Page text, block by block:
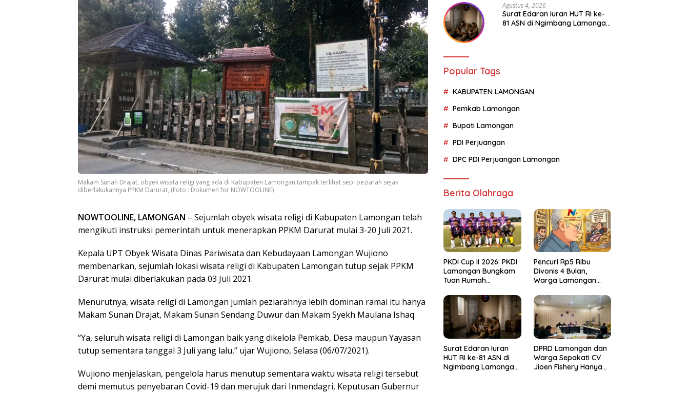
Makam Sunan Drajat, obyek wisata religi yang ada di Kabupaten Lamongan tampak terlihat sepi peziarah sejak
diberlakukannya PPKM Darurat, (Foto : Dokumen for NOWTOOLINE)
NOWTOOLINE, LAMONGAN – Sejumlah obyek wisata religi di Kabupaten Lamongan telah
mengikuti instruksi pemerintah untuk menerapkan PPKM Darurat mulai 3-20 Juli 2021.
Kepala UPT Obyek Wisata Dinas Pariwisata dan Kebudayaan Lamongan Wujiono
membenarkan, sejumlah lokasi wisata religi di Kabupaten Lamongan tutup sejak PPKM
Darurat mulai diberlakukan pada 03 Juli 2021.
Menurutnya, wisata religi di Lamongan jumlah peziarahnya lebih dominan ramai itu hanya
Makam Sunan Drajat, Makam Sunan Sendang Duwur dan Makam Syekh Maulana Ishaq.
“Ya, seluruh wisata religi di Lamongan baik yang dikelola Pemkab, Desa maupun Yayasan
tutup sementara tanggal 3 Juli yang lalu,” ujar Wujiono, Selasa (06/07/2021).
Wujiono menjelaskan, pengelola harus menutup sementara waktu wisata religi tersebut
demi memutus penyebaran Covid-19 dan merujuk dari Inmendagri, Keputusan Gubernur
Agustus 4, 2026
Surat Edaran Iuran HUT RI ke-
81 ASN di Ngimbang Lamongan
Popular Tags
KABUPATEN LAMONGAN
Pemkab Lamongan
Bupati Lamongan
PDI Perjuangan
DPC PDI Perjuangan Lamongan
Berita Olahraga
PKDI Cup II 2026: PKDI
Lamongan Bungkam
Tuan Rumah
Pencuri Rp5 Ribu
Divonis 4 Bulan,
Warga Lamongan
Hukum
Surat Edaran Iuran
HUT RI ke-81 ASN di
Ngimbang Lamongan
DPRD Lamongan dan
Warga Sepakati CV
Jioen Fishery Hanya